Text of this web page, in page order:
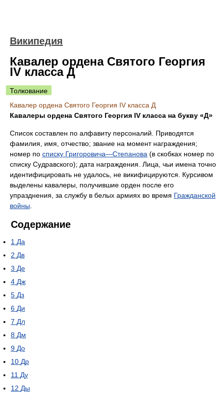
Википедия
Кавалер ордена Святого Георгия
IV класса Д
Толкование
Кавалер ордена Святого Георгия IV класса Д
Кавалеры ордена Святого Георгия IV класса на букву «Д»
Список составлен по алфавиту персоналий. Приводятся
фамилия, имя, отчество; звание на момент награждения;
номер по списку Григоровича—Степанова (в скобках номер по
списку Судравского); дата награждения. Лица, чьи имена точно
идентифицировать не удалось, не викифицируются. Курсивом
выделены кавалеры, получившие орден после его
упразднения, за службу в белых армиях во время Гражданской
войны
Содержание
1 Да
2 Дв
3 Де
4 Дж
5 Дз
6 Ди
7 Дл
8 Дм
9 До
10 Др
11 Ду
12 Ды